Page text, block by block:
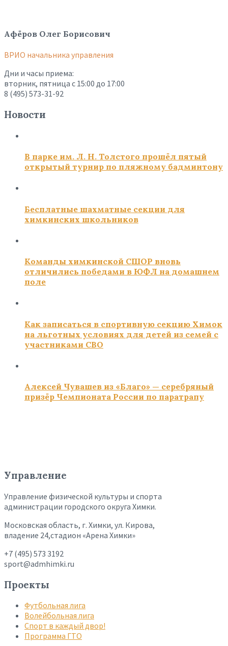
Афёров Олег Борисович
ВРИО начальника управления
Дни и часы приема:
вторник, пятница с 15:00 до 17:00
8 (495) 573-31-92
Новости
В парке им. Л. Н. Толстого прошёл пятый
открытый турнир по пляжному бадминтону
Бесплатные шахматные секции для
химкинских школьников
Команды химкинской СШОР вновь
отличились победами в ЮФЛ на домашнем
поле
Как записаться в спортивную секцию Химок
на льготных условиях для детей из семей с
участниками СВО
Алексей Чувашев из «Благо» — серебряный
призёр Чемпионата России по паратрапу
Управление
Управление физической культуры и спорта
администрации городского округа Химки.
Московская область, г. Химки, ул. Кирова,
владение 24,стадион «Арена Химки»
+7 (495) 573 3192
sport@admhimki.ru
Проекты
Футбольная лига
Волейбольная лига
Спорт в каждый двор!
Программа ГТО